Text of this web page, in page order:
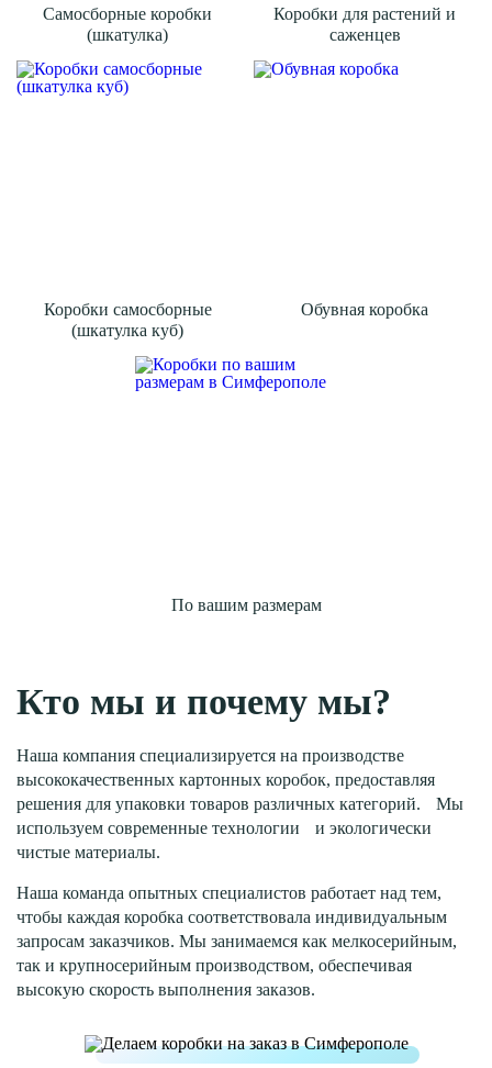
Самосборные коробки
(шкатулка)
Коробки для растений и
саженцев
Коробки самосборные
(шкатулка куб)
Обувная коробка
По вашим размерам
Кто мы и почему мы?
Наша компания специализируется на производстве
высококачественных картонных коробок, предоставляя
решения для упаковки товаров различных категорий. Мы
используем современные технологии и экологически
чистые материалы.
Наша команда опытных специалистов работает над тем,
чтобы каждая коробка соответствовала индивидуальным
запросам заказчиков. Мы занимаемся как мелкосерийным,
так и крупносерийным производством, обеспечивая
высокую скорость выполнения заказов.